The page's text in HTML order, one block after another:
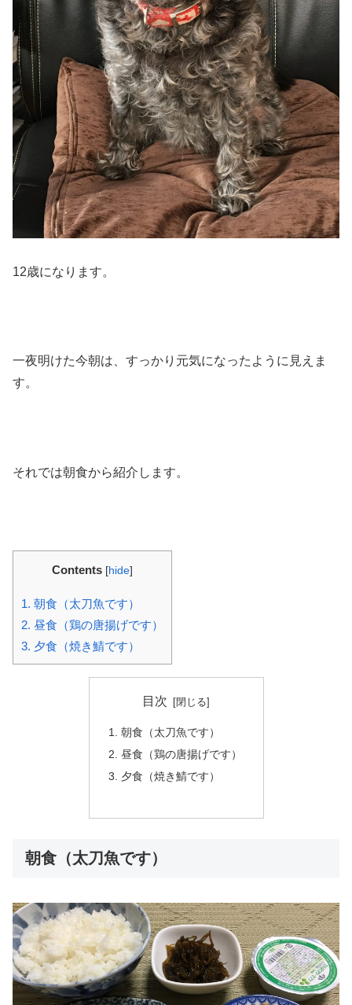
12歳になります。
一夜明けた今朝は、すっかり元気になったように見えま
す。
それでは朝食から紹介します。
Contents [hide]
1. 朝食（太刀魚です）
2. 昼食（鶏の唐揚げです）
3. 夕食（焼き鯖です）
目次
朝食（太刀魚です）
昼食（鶏の唐揚げです）
夕食（焼き鯖です）
朝食（太刀魚です）